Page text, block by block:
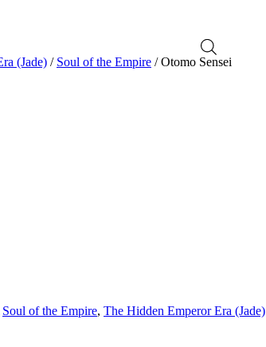
(Jade) / Soul of the Empire / Otomo Sensei
Soul of the Empire, The Hidden Emperor Era (Jade)